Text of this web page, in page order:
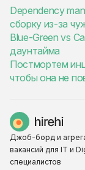
Dependency
сборку из-за
Blue-Green vs
даунтайма
Постмортем
чтобы она не
Джоб-борд и
вакансий для IT и
специалистов